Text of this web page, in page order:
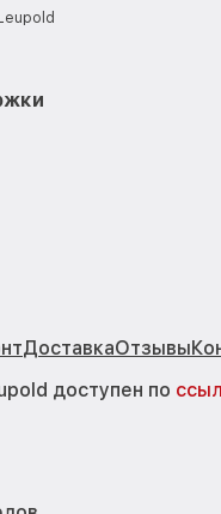
ДоставкаОтзывы
доступен по